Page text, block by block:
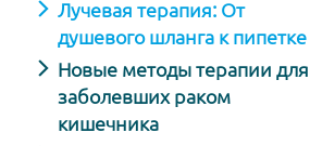
Лучевая терапия: От
душевого шланга к пипетке
Новые методы терапии для
заболевших раком
кишечника